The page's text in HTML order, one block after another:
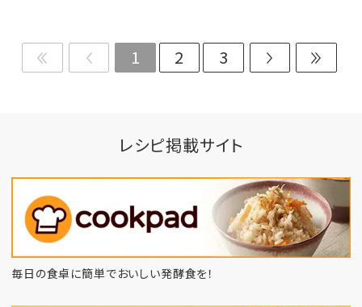
1 2 3
レシピ掲載サイト
毎日の食卓に簡単でおいしい発酵食を！